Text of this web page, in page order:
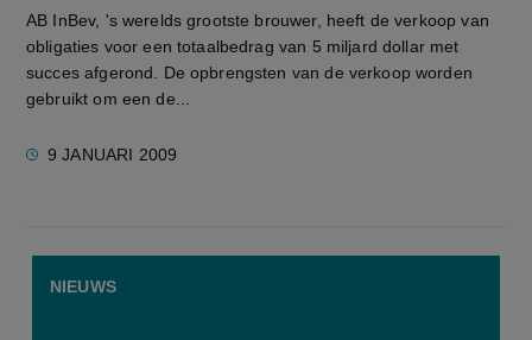
AB InBev, 's werelds grootste brouwer, heeft de verkoop van
obligaties voor een totaalbedrag van 5 miljard dollar met
succes afgerond. De opbrengsten van de verkoop worden
gebruikt om een de...
9 JANUARI 2009
NIEUWS